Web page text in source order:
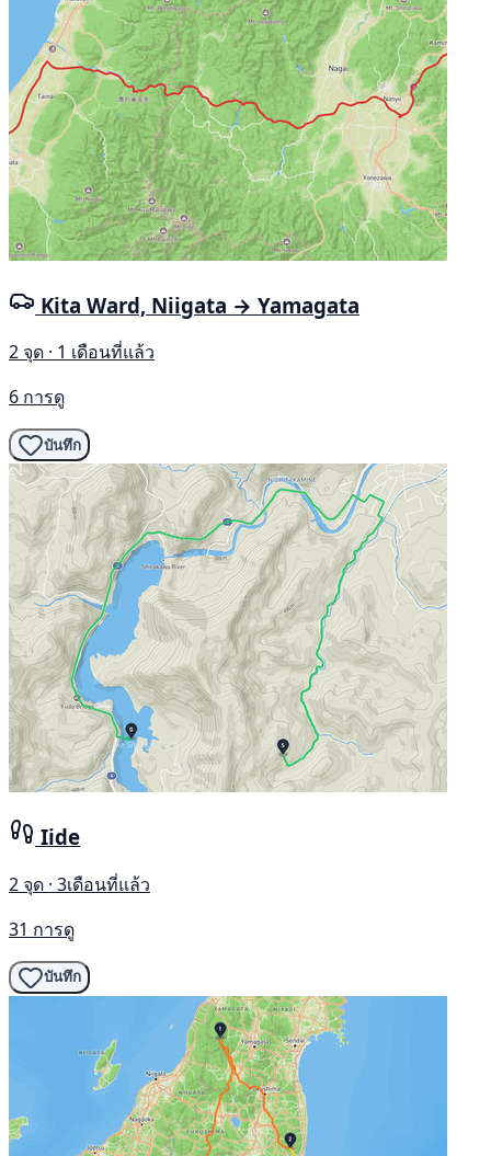
Kita Ward, Niigata → Yamagata
2 จุด · 1 เดือนที่แล้ว
6 การดู
บันทึก
Iide
2 จุด · 3เดือนที่แล้ว
31 การดู
บันทึก